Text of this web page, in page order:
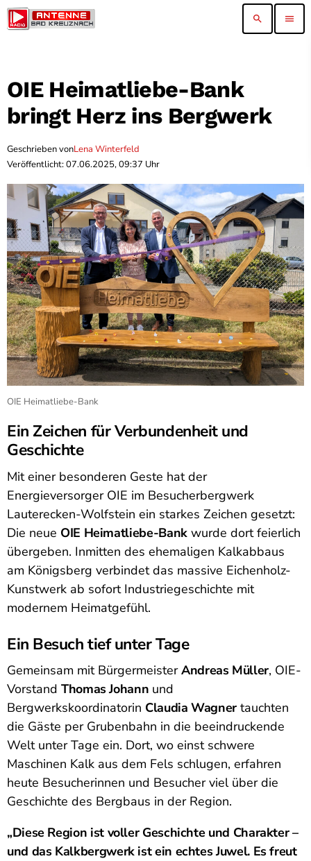
search menu
OIE Heimatliebe-Bank
bringt Herz ins Bergwerk
Geschrieben vonLena Winterfeld
Veröffentlicht: 07.06.2025, 09:37 Uhr
OIE Heimatliebe-Bank
Ein Zeichen für Verbundenheit und
Geschichte
Mit einer besonderen Geste hat der
Energieversorger OIE im Besucherbergwerk
Lauterecken-Wolfstein ein starkes Zeichen gesetzt:
Die neue OIE Heimatliebe-Bankwurde dort feierlich
übergeben. Inmitten des ehemaligen Kalkabbaus
am Königsberg verbindet das massive Eichenholz-
Kunstwerk ab sofort Industriegeschichte mit
modernem Heimatgefühl.
Ein Besuch tief unter Tage
Gemeinsam mit BürgermeisterAndreas Müller, OIE-
Vorstand Thomas Johann und
Bergwerkskoordinatorin Claudia Wagnertauchten
die Gäste per Grubenbahn in die beeindruckende
Welt unter Tage ein. Dort, wo einst schwere
Maschinen Kalk aus dem Fels schlugen, erfahren
heute Besucherinnen und Besucher viel über die
Geschichte des Bergbaus in der Region.
„Diese Region ist voller Geschichte und Charakter –
und das Kalkbergwerk ist ein echtes Juwel. Es freut